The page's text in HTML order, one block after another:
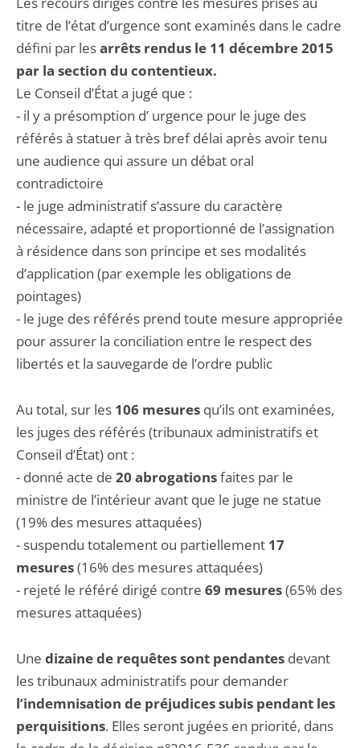
titre de l’état d’urgence sont examinés dans le cadre
défini par lesarrêts rendus le 11 décembre 2015
par la section du contentieux.
Le Conseil d’État a jugé que :
- il y a présomption d’ urgence pour le juge des
référés à statuer à très bref délai après avoir tenu
une audience qui assure un débat oral
contradictoire
- le juge administratif s’assure du caractère
nécessaire, adapté et proportionné de l’assignation
à résidence dans son principe et ses modalités
d’application (par exemple les obligations de
pointages)
- le juge des référés prend toute mesure appropriée
pour assurer la conciliation entre le respect des
libertés et la sauvegarde de l’ordre public
Au total, sur les 106 mesures qu’ils ont examinées,
les juges des référés (tribunaux administratifs et
Conseil d’État) ont :
- donné acte de 20 abrogationsfaites par le
ministre de l’intérieur avant que le juge ne statue
(19% des mesures attaquées)
- suspendu totalement ou partiellement 17
mesures(16% des mesures attaquées)
- rejeté le référé dirigé contre 69 mesures(65% des
mesures attaquées)
Une dizaine de requêtes sont pendantes devant
les tribunaux administratifs pour demander
l’indemnisation de préjudices subis pendant les
perquisitions. Elles seront jugées en priorité, dans